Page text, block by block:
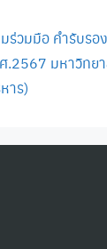
ร่วมมือ คำรับรอ
.2567 มหาวิทย
าร)